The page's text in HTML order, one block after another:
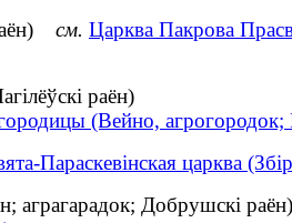
см. Царква Пакрова
раён)
(Вейно,
Параскевінская царква
аграгарадок; Добрушскі